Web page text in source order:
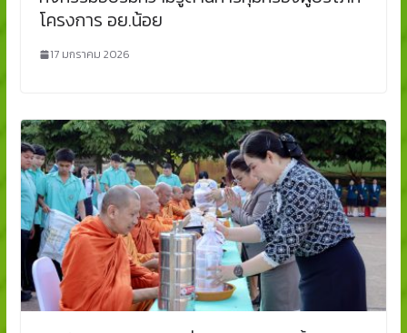
โครงการ อย.น้อย
17 มกราคม 2026